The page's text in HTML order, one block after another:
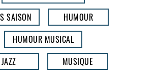
SAISON
HUMOUR
HUMOUR MUSICAL
JAZZ
MUSIQUE